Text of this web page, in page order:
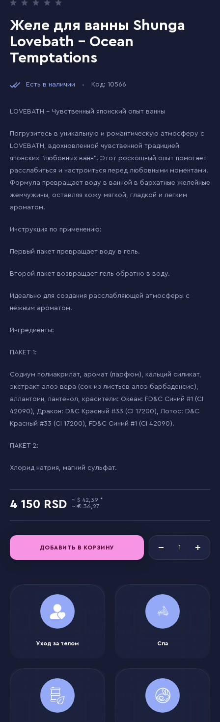
Желе для ванны Shunga
Lovebath - Ocean
Temptations
Есть в наличии Код: 10566
LOVEBATH - Чувственный японский опыт ванны
Погрузитесь в уникальную и романтическую атмосферу с
LOVEBATH, вдохновленной чувственной традицией
японских "любовных ванн". Этот роскошный опыт помогает
расслабиться и настроиться перед любовными моментами.
Формула превращает воду в ванной в бархатные желейные
жемчужины, оставляя кожу мягкой, гладкой и легким
ароматом.
Инструкция по применению:
Первый пакет превращает воду в гель.
Второй пакет возвращает гель обратно в воду.
Идеально для создания расслабляющей атмосферы с
нежным ароматом.
Ингредиенты:
ПАКЕТ 1:
Содиум полиакрилат, аромат (парфюм), кальций силикат,
экстракт алоэ вера (сок из листьев алоэ барбаденсис),
аллантоин, пантенол, красители: Океан: FD&C Синий #1 (CI
42090), Дракон: D&C Красный #33 (CI 17200), Лотос: D&C
Красный #33 (CI 17200), FD&C Синий #1 (CI 42090).
ПАКЕТ 2:
Хлорид натрия, магний сульфат.
4 150
42,39
36,27
ДОБАВИТЬ В КОРЗИНУ
Уход за телом Спа